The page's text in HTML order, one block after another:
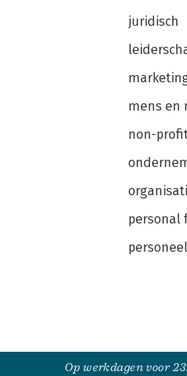
juridisch
mens en
non-
personal
Op werkdagen voor